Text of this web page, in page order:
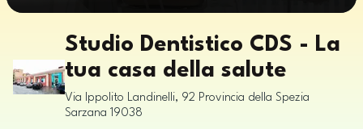
Studio Dentistico CDS - La
tua casa della salute
Via Ippolito Landinelli, 92 Provincia della Spezia
Sarzana 19038